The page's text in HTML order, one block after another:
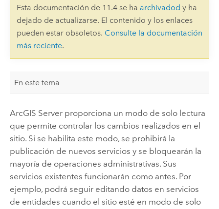
Esta documentación de 11.4 se ha archivadod y ha
dejado de actualizarse. El contenido y los enlaces
pueden estar obsoletos. Consulte la documentación
más reciente.
En este tema
ArcGIS Serverproporciona un modo de solo lectura
que permite controlar los cambios realizados en el
sitio. Si se habilita este modo, se prohibirá la
publicación de nuevos servicios y se bloquearán la
mayoría de operaciones administrativas. Sus
servicios existentes funcionarán como antes. Por
ejemplo, podrá seguir editando datos en servicios
de entidades cuando el sitio esté en modo de solo